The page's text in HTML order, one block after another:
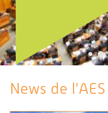
1 2
News de l'AES